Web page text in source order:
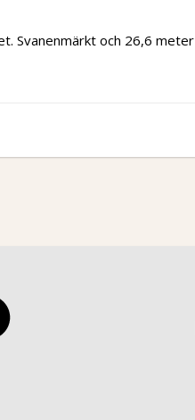
Svanenmärkt och 26,6 meter